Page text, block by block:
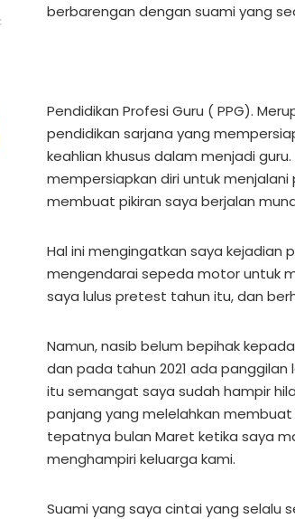
berbarengan dengan suami yang
Pendidikan Profesi Guru ( PPG).
pendidikan sarjana yang
keahlian khusus dalam menjadi
mempersiapkan diri untuk menjalani
membuat pikiran saya berjalan
Hal ini mengingatkan saya kejadian
mengendarai sepeda motor untuk
saya lulus pretest tahun itu, dan
Namun, nasib belum bepihak
dan pada tahun 2021 ada
itu semangat saya sudah hampir
panjang yang melelahkan
tepatnya bulan Maret ketika saya
menghampiri keluarga kami.
Suami yang saya cintai yang selalu